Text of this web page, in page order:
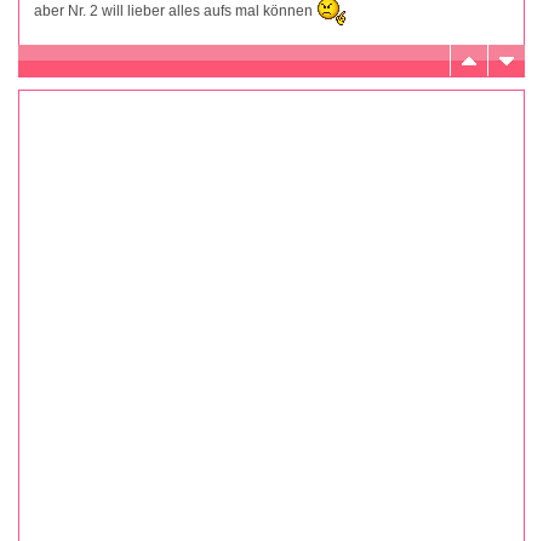
aber Nr. 2 will lieber alles aufs mal können